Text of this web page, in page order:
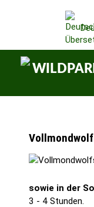
sowie in der
3 - 4 Stunden.